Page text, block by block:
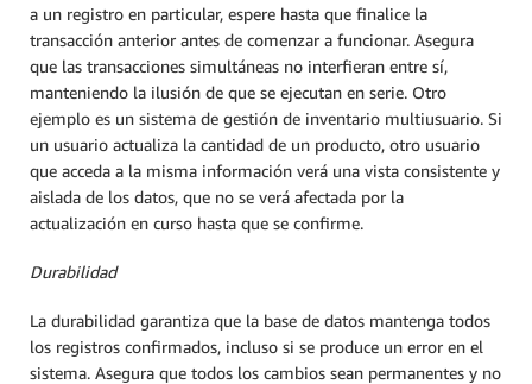
a un registro en particular, espere hasta que finalice la
transacción anterior antes de comenzar a funcionar. Asegura
que las transacciones simultáneas no interfieran entre sí,
manteniendo la ilusión de que se ejecutan en serie. Otro
ejemplo es un sistema de gestión de inventario multiusuario. Si
un usuario actualiza la cantidad de un producto, otro usuario
que acceda a la misma información verá una vista consistente y
aislada de los datos, que no se verá afectada por la
actualización en curso hasta que se confirme.
Durabilidad
La durabilidad garantiza que la base de datos mantenga todos
los registros confirmados, incluso si se produce un error en el
sistema. Asegura que todos los cambios sean permanentes y no